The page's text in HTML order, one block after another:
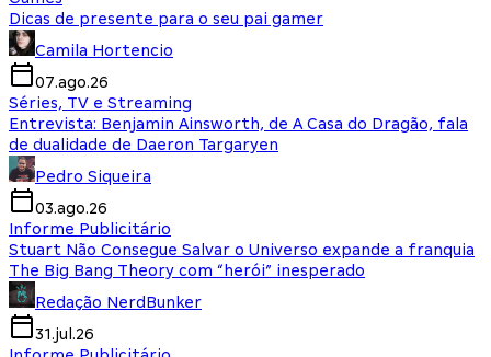
Dicas de presente para o seu pai gamer
Camila Hortencio
07.ago.26
Séries, TV e Streaming
Entrevista: Benjamin Ainsworth, de A Casa do Dragão, fala
de dualidade de Daeron Targaryen
Pedro Siqueira
03.ago.26
Informe Publicitário
Stuart Não Consegue Salvar o Universo expande a franquia
The Big Bang Theory com “herói” inesperado
Redação NerdBunker
31.jul.26